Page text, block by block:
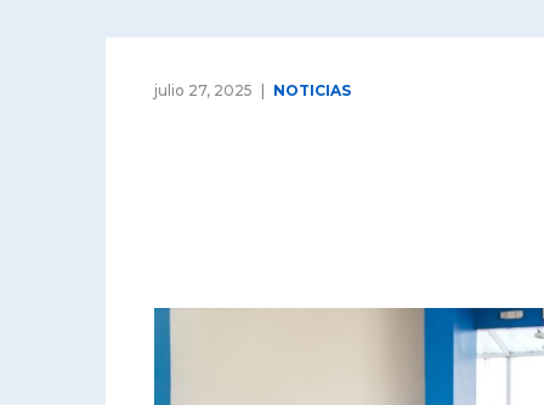
julio 27, 2025 NOTICIAS